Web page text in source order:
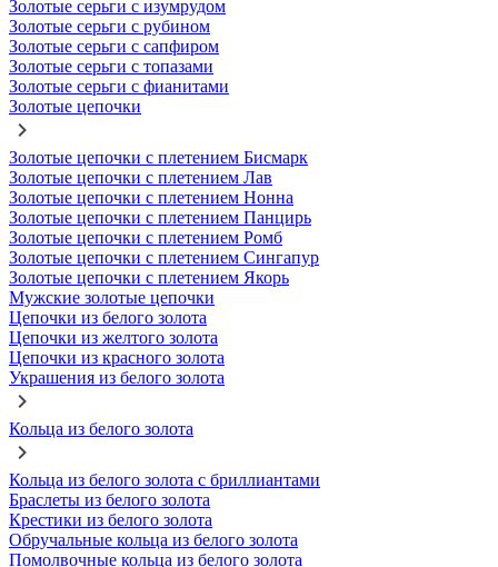
Золотые серьги с изумрудом
Золотые серьги с рубином
Золотые серьги с сапфиром
Золотые серьги с топазами
Золотые серьги с фианитами
Золотые цепочки
Золотые цепочки с плетением Бисмарк
Золотые цепочки с плетением Лав
Золотые цепочки с плетением Нонна
Золотые цепочки с плетением Панцирь
Золотые цепочки с плетением Ромб
Золотые цепочки с плетением Сингапур
Золотые цепочки с плетением Якорь
Мужские золотые цепочки
Цепочки из белого золота
Цепочки из желтого золота
Цепочки из красного золота
Украшения из белого золота
Кольца из белого золота
Кольца из белого золота с бриллиантами
Браслеты из белого золота
Крестики из белого золота
Обручальные кольца из белого золота
Помолвочные кольца из белого золота